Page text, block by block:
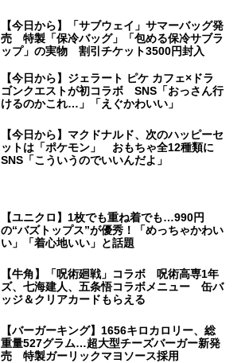
【今日から】「サブウェイ」サマーバッグ発
売 特製「保冷バッグ」「包める保冷サブラ
ップ」の実物 割引チケット3500円封入
【今日から】ジェラート ピケ カフェ×ドラ
ゴンクエストが初コラボ SNS「おっさん行
けるのかこれ…」「えぐかわいい」
【今日から】マクドナルド、次のハッピーセ
ットは「ポケモン」 おもちゃ全12種類に
SNS「こういうのでいいんだよ」
【ユニクロ】1枚でも重ね着でも…990円
の“バズトップス”が優秀！「めっちゃかわい
い」「着心地いい」と話題
【牛角】「呪術廻戦」コラボ 呪術高専1年
ズ、七海建人、五条悟コラボメニュー 缶バ
ッジ＆クリアカードもらえる
【バーガーキング】1656キロカロリー、総
重量527グラム…超大型チーズバーガー新発
売 特製ガーリックマヨソース採用